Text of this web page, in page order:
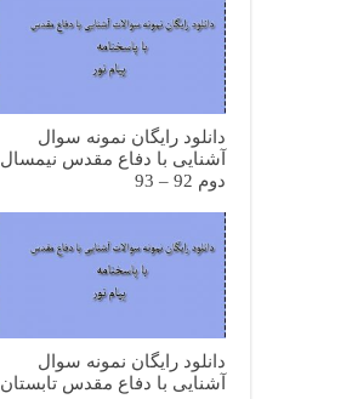
دانلود رایگان نمونه سوال
آشنایی با دفاع مقدس نیمسال
دوم 92 – 93
دانلود رایگان نمونه سوال
آشنایی با دفاع مقدس تابستان